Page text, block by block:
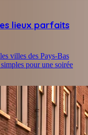
lieux parfaits
villes des Pays-Bas
pour une soirée